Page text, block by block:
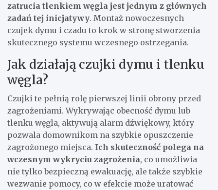
zatrucia tlenkiem węgla jest jednym z głównych
zadań tej inicjatywy. Montaż nowoczesnych
czujek dymu i czadu to krok w stronę stworzenia
skutecznego systemu wczesnego ostrzegania.
Jak działają czujki dymu i tlenku
węgla?
Czujki te pełnią rolę pierwszej linii obrony przed
zagrożeniami. Wykrywając obecność dymu lub
tlenku węgla, aktywują alarm dźwiękowy, który
pozwala domownikom na szybkie opuszczenie
zagrożonego miejsca. Ich skuteczność polega na
wczesnym wykryciu zagrożenia, co umożliwia
nie tylko bezpieczną ewakuację, ale także szybkie
wezwanie pomocy, co w efekcie może uratować